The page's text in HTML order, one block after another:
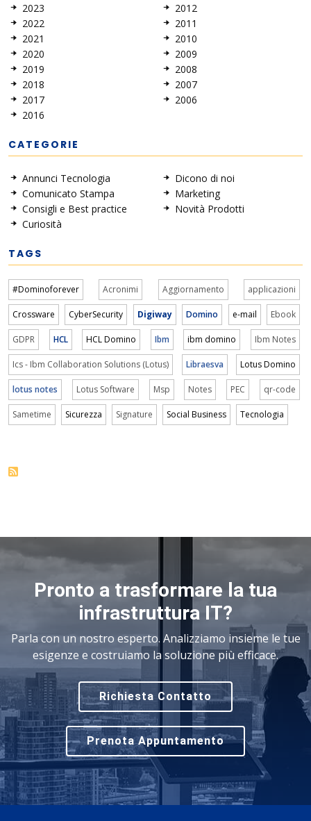
2023
2022
2021
2020
2019
2018
2017
2016
2012
2011
2010
2009
2008
2007
2006
CATEGORIE
Annunci Tecnologia
Comunicato Stampa
Consigli e Best practice
Curiosità
Dicono di noi
Marketing
Novità Prodotti
TAGS
#Dominoforever Acronimi Aggiornamento applicazioni
Crossware CyberSecurity Digiway Domino e-mail Ebook
GDPR HCL HCL Domino Ibm ibm domino Ibm Notes
Ics - Ibm Collaboration Solutions (Lotus) Libraesva Lotus Domino
lotus notes Lotus Software Msp Notes PEC qr-code
Sametime Sicurezza Signature Social Business Tecnologia
Pronto a trasformare la tua
infrastruttura IT?
Parla con un nostro esperto. Analizziamo insieme le tue
esigenze e costruiamo la soluzione più efficace.
Richiesta Contatto
Prenota Appuntamento